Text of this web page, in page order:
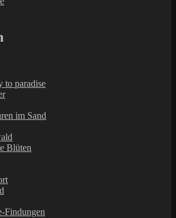
to paradise
im Sand
Blüten
Findungen